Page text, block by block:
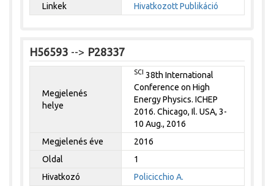
Linkek
Hivatkozott Publikáció
H56593 --> P28337
Megjelenés
helye
SCI 38th International
Conference on High
Energy Physics. ICHEP
2016. Chicago, Il. USA, 3-
10 Aug., 2016
Megjelenés éve
2016
Oldal
1
Hivatkozó
Policicchio A.